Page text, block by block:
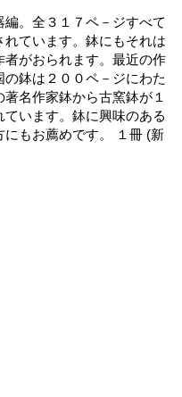
全３１７ペ－ジすべて
ています。鉢にもそれは
がおられます。最近の作
鉢は２００ペ－ジにわた
名作家鉢から古窯鉢が１
います。鉢に興味のある
もお薦めです。 １冊 (新